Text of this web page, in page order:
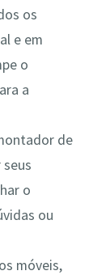
os
e em
o
a
de
o
ou
móveis,